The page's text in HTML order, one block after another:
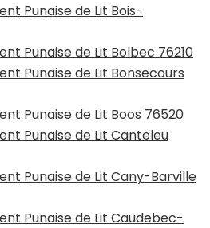
Punaise de Lit Bois-
Punaise de Lit Bolbec 76210
Punaise de Lit Bonsecours
Punaise de Lit Boos 76520
Punaise de Lit Canteleu
Punaise de Lit Cany-Barville
Punaise de Lit Caudebec-